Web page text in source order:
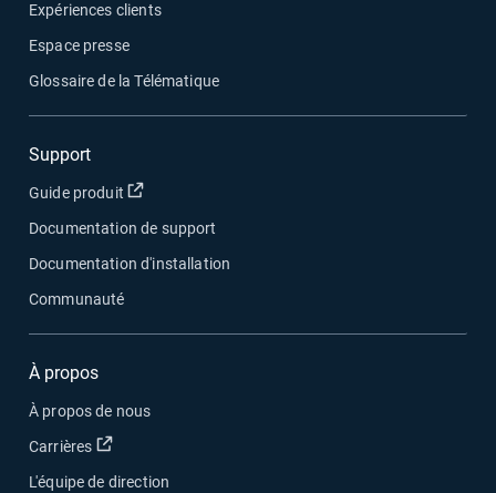
Expériences clients
Espace presse
Glossaire de la Télématique
Support
Guide produit Ouvrir dans une nouvelle fenêtre
Documentation de support
Documentation d'installation
Communauté
À propos
À propos de nous
Carrières
Ouvrir dans une nouvelle fenêtre
L'équipe de direction